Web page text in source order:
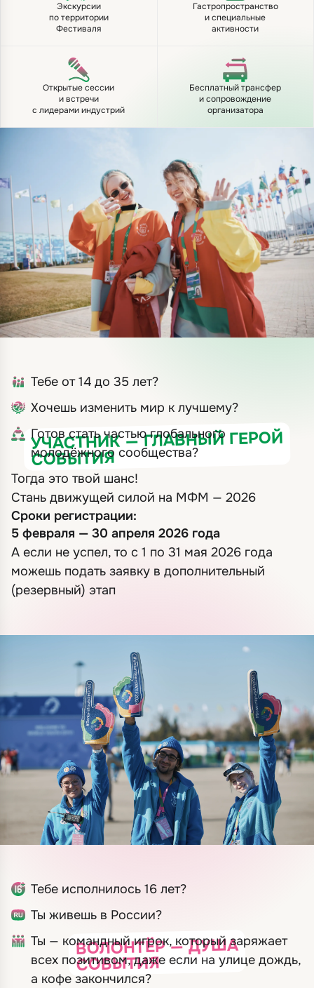
Экскурсии
по территории
Фестиваля
Гастропространство
и специальные
активности
Открытые сессии
и встречи
с лидерами индустрий
Бесплатный трансфер
и сопровождение
организатора
УЧАСТНИК — ГЛАВНЫЙ ГЕРОЙ
СОБЫТИЯ
Тебе от 14 до 35 лет?
Хочешь изменить мир к лучшему?
Готов стать частью глобального
молодёжного сообщества?
Тогда это твой шанс!
Стань движущей силой на МФМ — 2026
Сроки регистрации:
5 февраля — 30 апреля 2026 года
А если не успел, то с 1 по 31 мая 2026 года
можешь подать заявку в дополнительный
(резервный) этап
ВОЛОНТЁР — ДУША
СОБЫТИЯ
Тебе исполнилось 16 лет?
Ты живешь в России?
Ты — командный игрок, который заряжает
всех позитивом, даже если на улице дождь,
а кофе закончился?